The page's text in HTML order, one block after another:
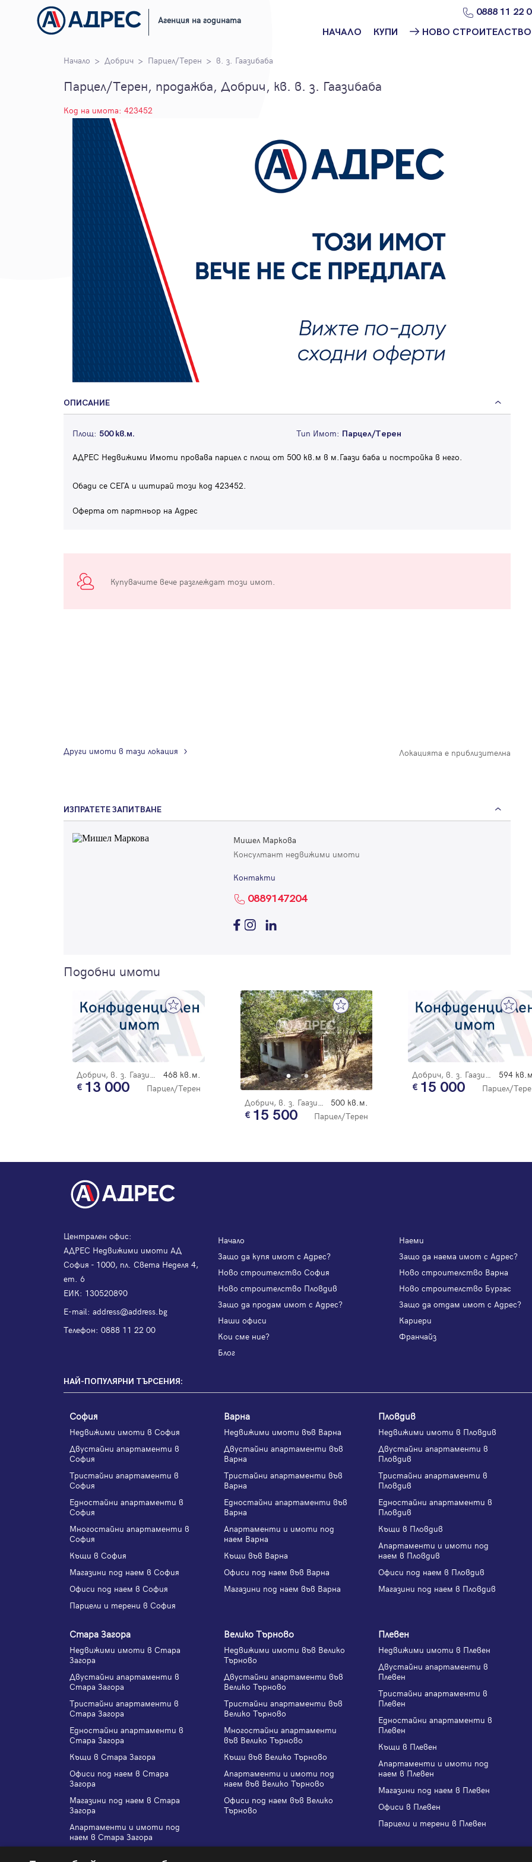
Агенция на годината
0888 11 22
НАЧАЛО
КУПИ
Защо да купя
НОВО СТРОИТЕЛСТВО
строителство
строителство
Начало Добрич Парцел/Терен в. з. Гаазибаба
Парцел/Терен, продажба, Добрич, кв. в. з. Гаазибаба
Код на имота: 423452
ОПИСАНИЕ
Площ: 500 кв.м. Тип Имот: Парцел/Терен
АДРЕС Недвижими Имоти провава парцел с площ от 500 кв.м в м.Гаази баба и постройка в него.
Обади се СЕГА и цитирай този код 423452.
Оферта от партньор на Адрес
Купувачите вече разглеждат този имот.
Локацията е приблизителна
Други имоти в тази локация
ИЗПРАТЕТЕ ЗАПИТВАНЕ
Мишел Маркова
Консултант недвижими имоти
Контакти
0889147204
Подобни имоти
Добрич, в. з. Гаазибаба 468 кв.м.
13 000
Парцел/Терен
Добрич, в. з. Гаазибаба
500 кв.м.
15 500 Парцел/Терен
Добрич, в. з. Гаазибаба 594
15 000 Парцел/
Централен офис:
АДРЕС Недвижими имоти АД
София - 1000, пл. Света Неделя 4,
ет. 6
ЕИК: 130520890
Е-mail: address@address.bg
Телефон: 0888 11 22 00
Начало
Наеми
Защо да купя имот с Адрес?
Защо да наема имот с Адрес?
Ново строителство София
Ново строителство Варна
Ново строителство Пловдив
Ново строителство Бургас
Защо да продам имот с Адрес?
Защо да отдам имот с Адрес?
Наши офиси
Кариери
Кои сме ние?
Франчайз
Блог
НАЙ-ПОПУЛЯРНИ ТЪРСЕНИЯ:
София
Недвижими имоти в София
Двустайни апартаменти в
София
Тристайни апартаменти в
София
Едностайни апартаменти в
София
Многостайни апартаменти в
София
Къщи в София
Магазини под наем в София
Офиси под наем в София
Парцели и терени в София
Варна
Недвижими имоти във Варна
Двустайни апартаменти във
Варна
Тристайни апартаменти във
Варна
Едностайни апартаменти във
Варна
Апартаменти и имоти под
наем Варна
Къщи във Варна
Офиси под наем във Варна
Магазини под наем във Варна
Пловдив
Недвижими имоти в Пловдив
Двустайни апартаменти в
Пловдив
Тристайни апартаменти в
Пловдив
Едностайни апартаменти в
Пловдив
Къщи в Пловдив
Апартаменти и имоти под
наем в Пловдив
Офиси под наем в Пловдив
Магазини под наем в Пловдив
Стара Загора
Недвижими имоти в Стара
Загора
Двустайни апартаменти в
Стара Загора
Тристайни апартаменти в
Стара Загора
Едностайни апартаменти в
Стара Загора
Къщи в Стара Загора
Офиси под наем в Стара
Загора
Магазини под наем в Стара
Загора
Апартаменти и имоти под
наем в Стара Загора
Велико Търново
Недвижими имоти във Велико
Търново
Двустайни апартаменти във
Велико Търново
Тристайни апартаменти във
Велико Търново
Многостайни апартаменти
във Велико Търново
Къщи във Велико Търново
Апартаменти и имоти под
наем във Велико Търново
Офиси под наем във Велико
Търново
Плевен
Недвижими имоти в Плевен
Двустайни апартаменти в
Плевен
Тристайни апартаменти в
Плевен
Едностайни апартаменти в
Плевен
Къщи в Плевен
Апартаменти и имоти под
наем в Плевен
Магазини под наем в Плевен
Офиси в Плевен
Парцели и терени в Плевен
по-подробна информация.
Имейл Парола
Вход с имейл
Забравена парола